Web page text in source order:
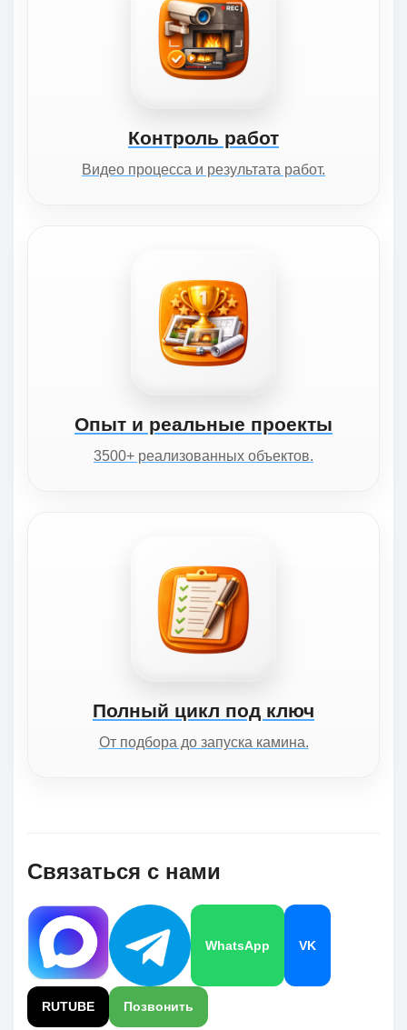
Контроль работ
Видео процесса и результата работ.
Опыт и реальные проекты
3500+ реализованных объектов.
Полный цикл под ключ
От подбора до запуска камина.
Связаться с нами
WhatsApp VK
RUTUBE Позвонить